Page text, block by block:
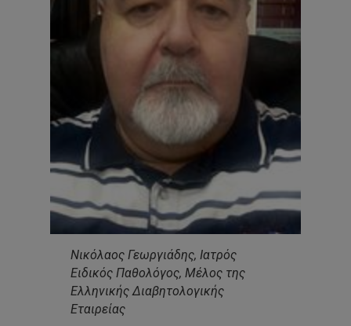
Νικόλαος Γεωργιάδης, Ιατρός
Ειδικός Παθολόγος, Μέλος της
Ελληνικής Διαβητολογικής
Εταιρείας